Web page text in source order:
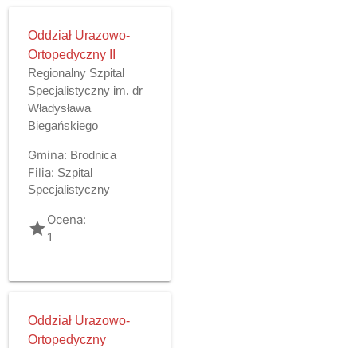
Oddział Urazowo-
Ortopedyczny II
Regionalny Szpital
Specjalistyczny im. dr
Władysława
Biegańskiego
Gmina: Brodnica
Filia: Szpital
Specjalistyczny
gradeOcena:
1
Oddział Urazowo-
Ortopedyczny